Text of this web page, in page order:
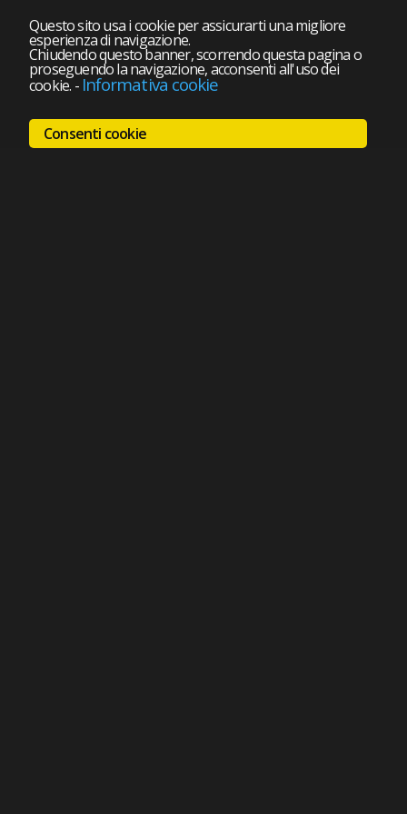
Questo sito usa i cookie per assicurarti una migliore
esperienza di navigazione.
Chiudendo questo banner, scorrendo questa pagina o
proseguendo la navigazione, acconsenti all'uso dei
cookie. - Informativa cookie
Consenti cookie